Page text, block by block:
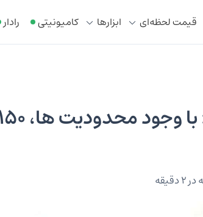
قیمت لحظه‌ای ابزار‌ها کامیونیتی رادار